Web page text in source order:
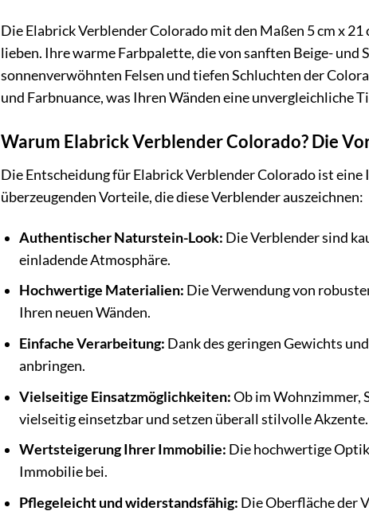
Die Elabrick Verblender Colorado mit den Maßen 5 cm x
lieben. Ihre warme Farbpalette, die von sanften Beige-
sonnenverwöhnten Felsen und tiefen Schluchten der
und Farbnuance, was Ihren Wänden eine unvergleichliche
Warum Elabrick Verblender Colorado? Die
Die Entscheidung für Elabrick Verblender Colorado ist
überzeugenden Vorteile, die diese Verblender auszeichnen:
Authentischer Naturstein-Look: Die Verblender sind
einladende Atmosphäre.
Hochwertige Materialien: Die Verwendung von
Ihren neuen Wänden.
Einfache Verarbeitung: Dank des geringen Gewichts
anbringen.
Vielseitige Einsatzmöglichkeiten:Ob im Wohnzimmer,
vielseitig einsetzbar und setzen überall stilvolle Akzente.
Wertsteigerung Ihrer Immobilie: Die hochwertige
Immobilie bei.
Pflegeleicht und widerstandsfähig: Die Oberfläche der